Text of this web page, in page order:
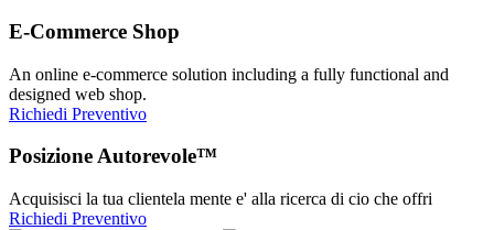
E-Commerce Shop
An online e-commerce solution including a fully functional and
designed web shop.
Richiedi Preventivo
Posizione Autorevole™
Acquisisci la tua clientela mente e' alla ricerca di cio che offri
Richiedi Preventivo